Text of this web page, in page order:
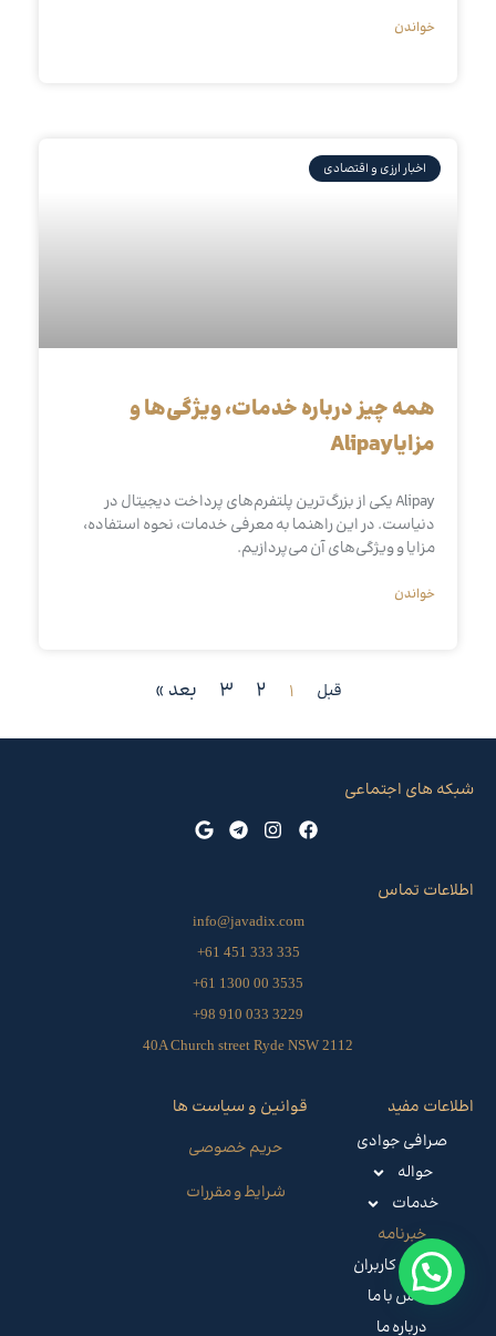
خواندن
اخبار ارزی و اقتصادی
همه چیز درباره خدمات، ویژگی‌ها و
مزایاAlipay
Alipay یکی از بزرگ‌ترین پلتفرم‌های پرداخت دیجیتال در
دنیاست. در این راهنما به معرفی خدمات، نحوه استفاده،
مزایا و ویژگی‌های آن می‌پردازیم.
خواندن
قبل 1
2
3 بعد »
اطلاعات مفید
صرافی جوادی
حواله
خدمات
خبرنامه
راهنمای کاربران
تماس با ما
درباره ما
قوانین و سیاست ها
حریم خصوصی
شرایط و مقررات
اطلاعات تماس
info@javadix.com
335 333 451 61+
3535 00 1300 61+
3229 033 910 98+
40A Church street Ryde NSW 2112
شبکه های اجتماعی